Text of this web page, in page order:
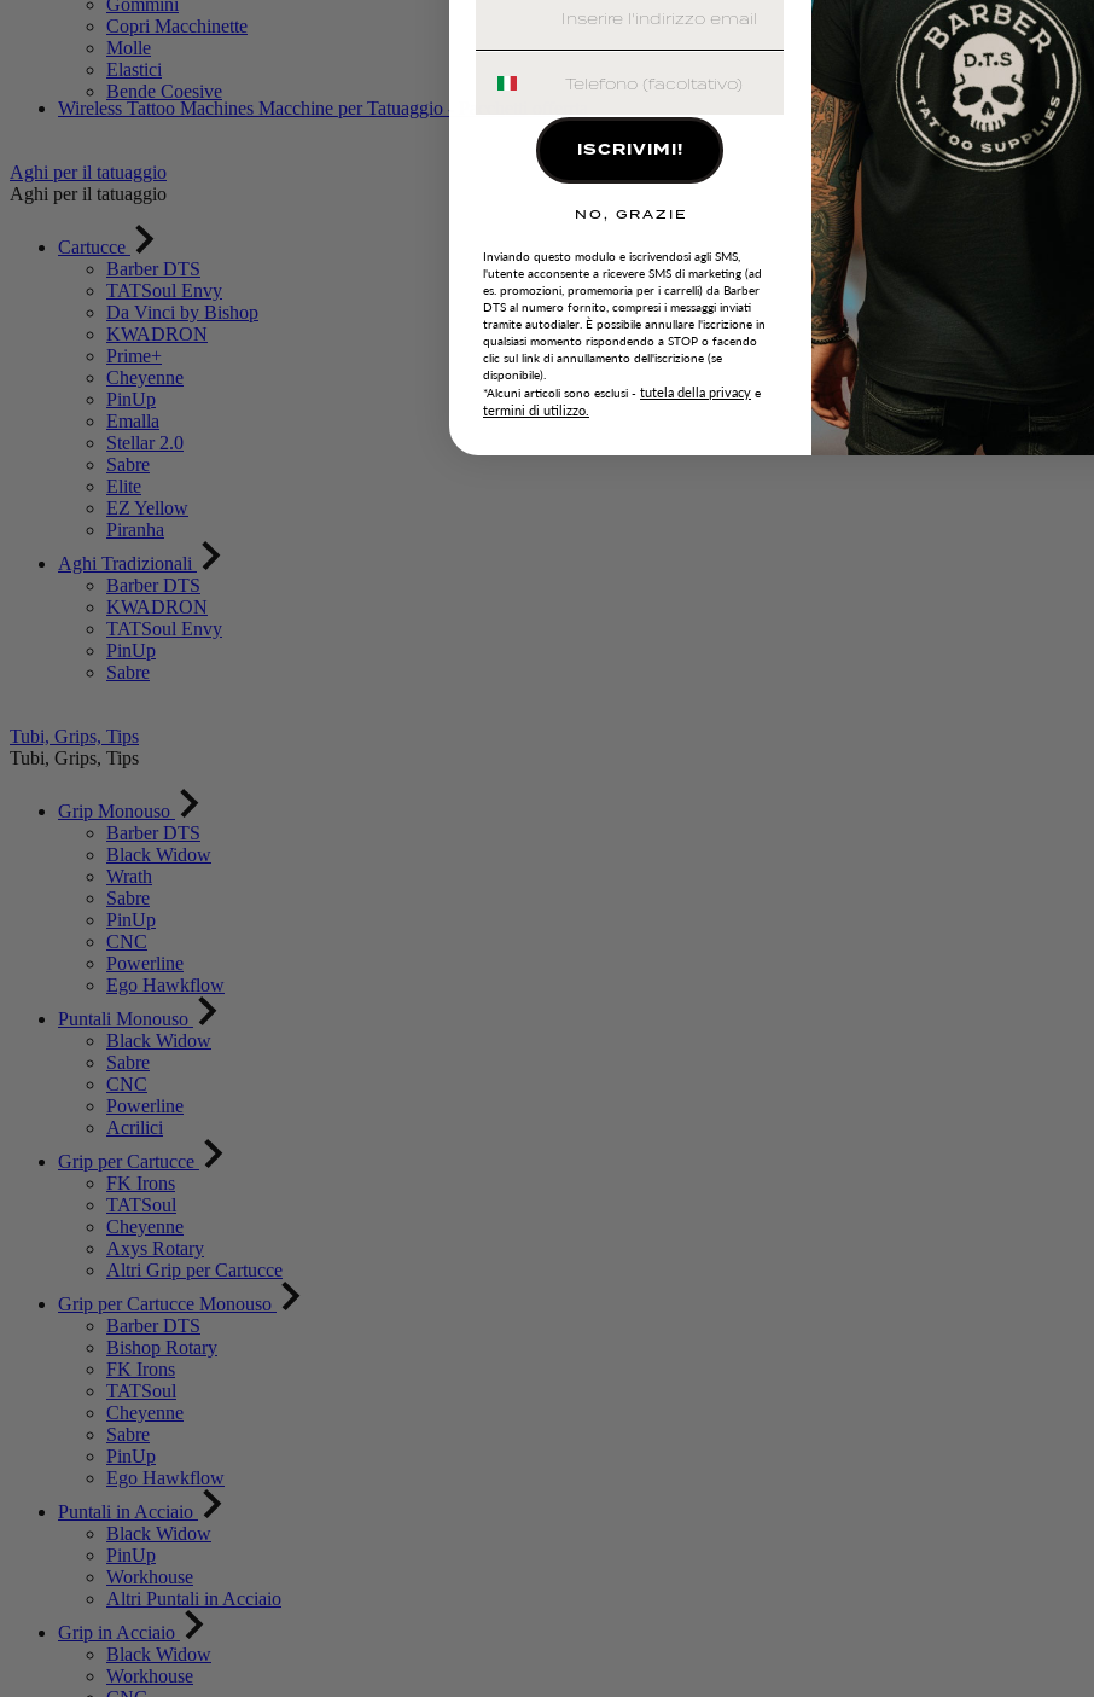
Gommini
Copri Macchinette
Molle
Elastici
Bende Coesive
Wireless Tattoo Machines Macchine per Tatuaggio - Pacchetti offerrta
Aghi per il tatuaggio
Aghi per il tatuaggio
Cartucce
Barber DTS
TATSoul Envy
Da Vinci by Bishop
KWADRON
Prime+
Cheyenne
PinUp
Emalla
Stellar 2.0
Sabre
Elite
EZ Yellow
Piranha
Aghi Tradizionali
Barber DTS
KWADRON
TATSoul Envy
PinUp
Sabre
Tubi, Grips, Tips
Tubi, Grips, Tips
Grip Monouso
Barber DTS
Black Widow
Wrath
Sabre
PinUp
CNC
Powerline
Ego Hawkflow
Puntali Monouso
Black Widow
Sabre
CNC
Powerline
Acrilici
Grip per Cartucce
FK Irons
TATSoul
Cheyenne
Axys Rotary
Altri Grip per Cartucce
Grip per Cartucce Monouso
Barber DTS
Bishop Rotary
FK Irons
TATSoul
Cheyenne
Sabre
PinUp
Ego Hawkflow
Puntali in Acciaio
Black Widow
PinUp
Workhouse
Altri Puntali in Acciaio
Grip in Acciaio
Black Widow
Workhouse
ISCRIVIMI!
NO, GRAZIE
Inviando questo modulo e iscrivendosi agli SMS,
l'utente acconsente a ricevere SMS di marketing (ad
es. promozioni, promemoria per i carrelli) da Barber
DTS al numero fornito, compresi i messaggi inviati
tramite autodialer. È possibile annullare l'iscrizione in
qualsiasi momento rispondendo a STOP o facendo
clic sul link di annullamento dell'iscrizione (se
disponibile).
*Alcuni articoli sono esclusi - tutela della privacy e
termini di utilizzo.